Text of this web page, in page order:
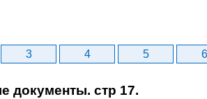
3 4 5 6
документы. стр 17.